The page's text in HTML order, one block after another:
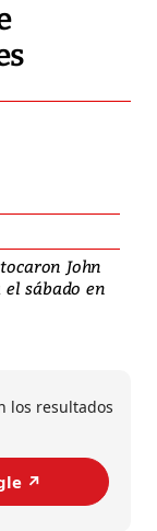
John
sábado en
los resultados
↗️